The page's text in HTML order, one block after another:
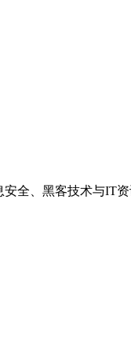
全、黑客技术与IT资